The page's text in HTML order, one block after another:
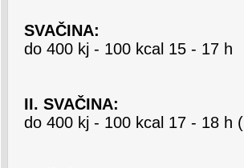
SVAČINA:
do 400 kj - 100 kcal 15 - 17 h
II. SVAČINA:
do 400 kj - 100 kcal 17 - 18 h